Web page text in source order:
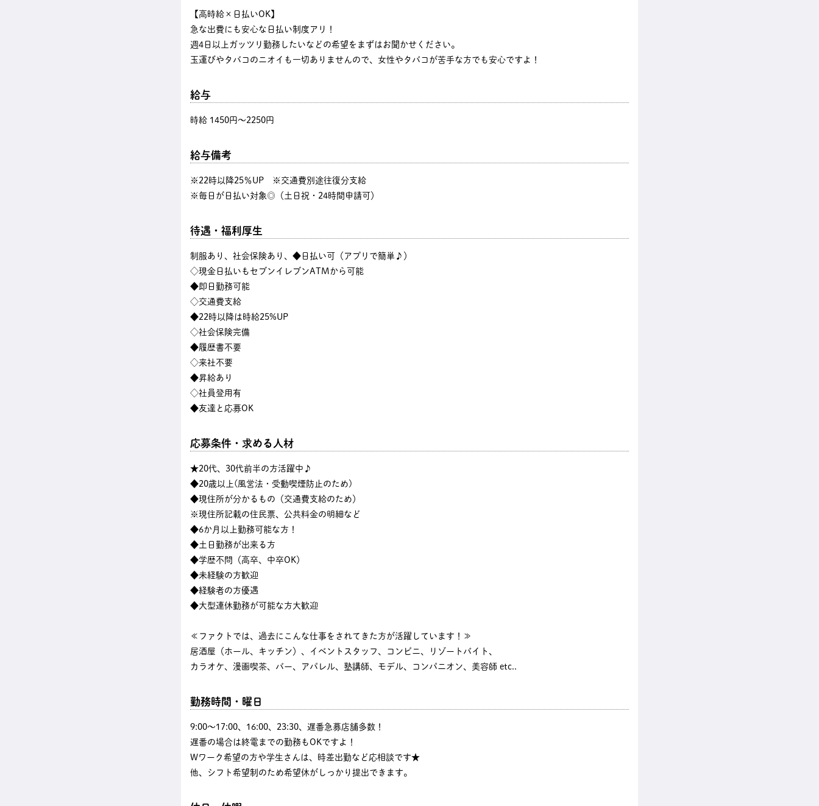
【高時給×日払いOK】
急な出費にも安心な日払い制度アリ！
週4日以上ガッツリ勤務したいなどの希望をまずはお聞かせください。
玉運びやタバコのニオイも一切ありませんので、女性やタバコが苦手な方でも安心ですよ！
給与
時給 1450円〜2250円
給与備考
※22時以降25％UP ※交通費別途往復分支給
※毎日が日払い対象◎（土日祝・24時間申請可）
待遇・福利厚生
制服あり、社会保険あり、◆日払い可（アプリで簡単♪）
◇現金日払いもセブンイレブンATMから可能
◆即日勤務可能
◇交通費支給
◆22時以降は時給25%UP
◇社会保険完備
◆履歴書不要
◇来社不要
◆昇給あり
◇社員登用有
◆友達と応募OK
応募条件・求める人材
★20代、30代前半の方活躍中♪
◆20歳以上(風営法・受動喫煙防止のため)
◆現住所が分かるもの（交通費支給のため）
※現住所記載の住民票、公共料金の明細など
◆6か月以上勤務可能な方！
◆土日勤務が出来る方
◆学歴不問（高卒、中卒OK）
◆未経験の方歓迎
◆経験者の方優遇
◆大型連休勤務が可能な方大歓迎
≪ファクトでは、過去にこんな仕事をされてきた方が活躍しています！≫
居酒屋（ホール、キッチン）、イベントスタッフ、コンビニ、リゾートバイト、
カラオケ、漫画喫茶、バー、アパレル、塾講師、モデル、コンパニオン、美容師 etc..
勤務時間・曜日
9:00〜17:00、16:00、23:30、遅番急募店舗多数！
遅番の場合は終電までの勤務もOKですよ！
Wワーク希望の方や学生さんは、時差出勤など応相談です★
他、シフト希望制のため希望休がしっかり提出できます。